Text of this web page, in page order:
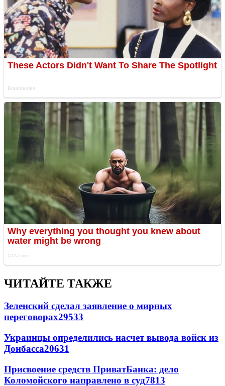
ЧИТАЙТЕ ТАКЖЕ
Зеленский сделал заявление о мирных
переговорах29533
Украинцы определились насчет вывода войск из
Донбасса20631
Присвоение средств ПриватБанка: дело
Коломойского направлено в суд7813